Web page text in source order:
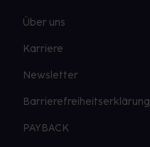
Über uns
Karriere
Newsletter
Barrierefreiheitserklärung
PAYBACK